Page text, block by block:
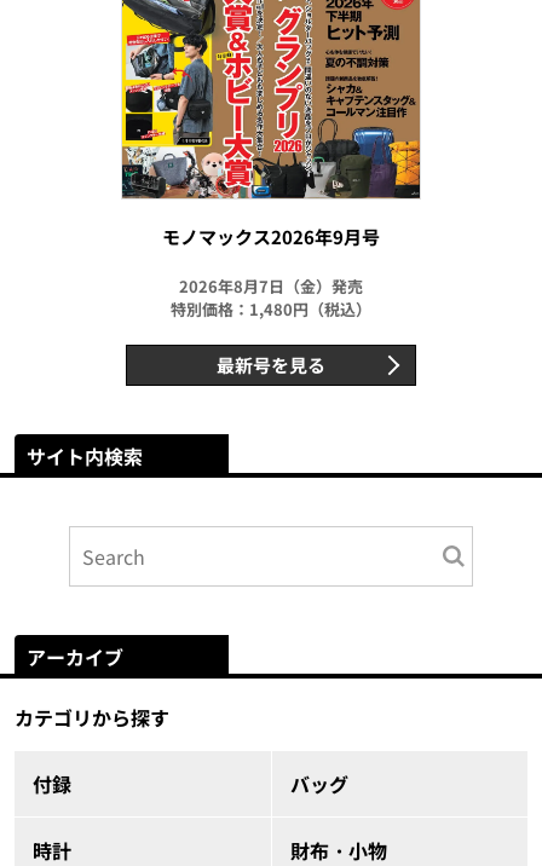
モノマックス2026年9月号
2026年8月7日（金）発売
特別価格：1,480円（税込）
最新号を見る
サイト内検索
アーカイブ
カテゴリから探す
付録 バッグ
時計 財布・小物